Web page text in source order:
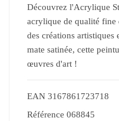
Découvrez l'Acrylique
acrylique de qualité fine
des créations
mate satinée, cette
œuvres d'art !
EAN 3167861723718
Référence 068845